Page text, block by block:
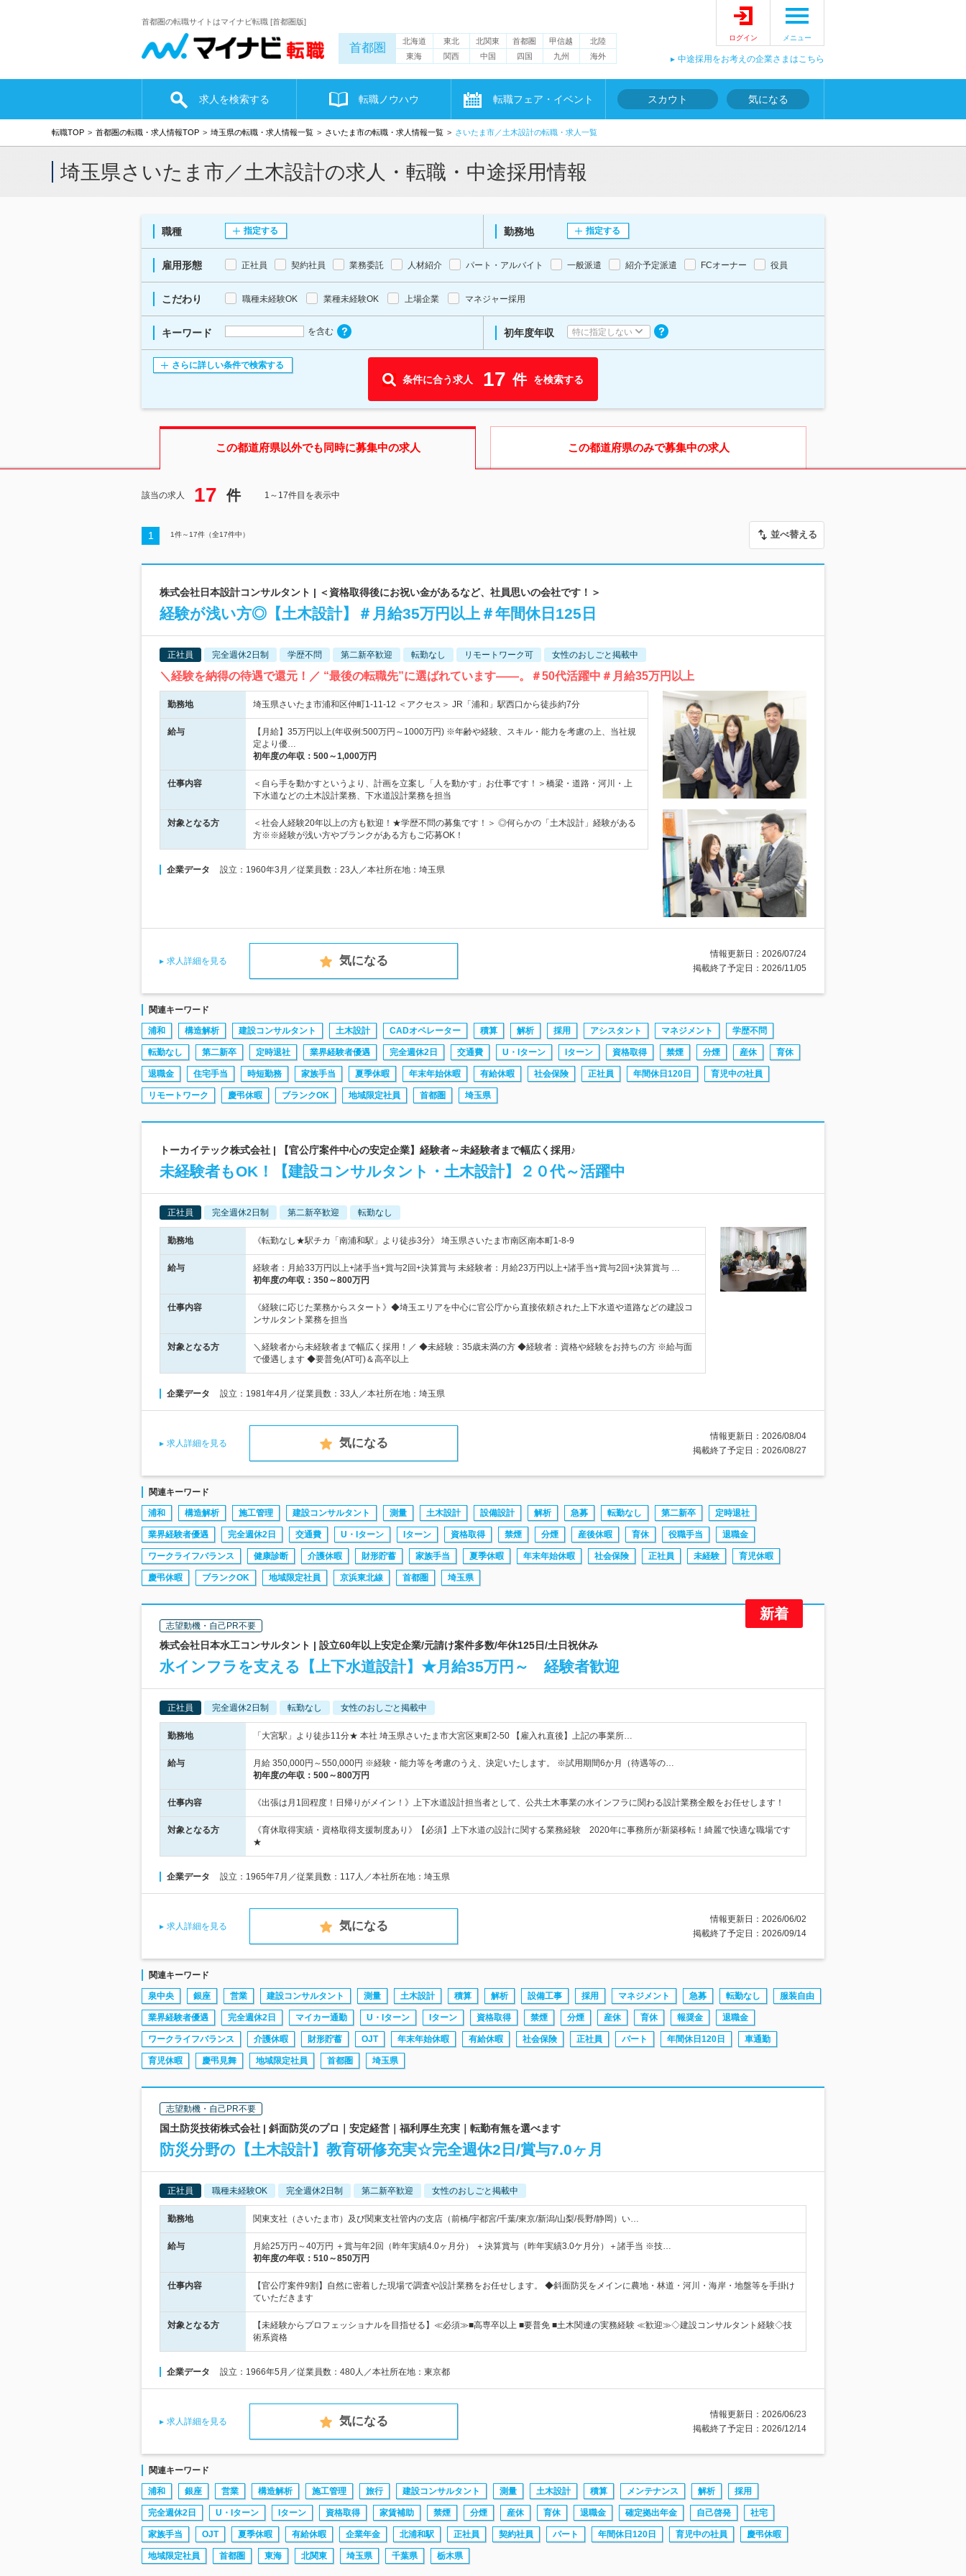
首都圏の転職サイトはマイナビ転職 [首都圏版]
首都圏 北海道 東北 北関東 首都圏 甲信越
北陸
東海
関西 中国 四国 九州 海外
ログイン メニュー
中途採用をお考えの企業さまはこちら
求人を検索する 転職ノウハウ 転職フェア・イベント スカウト 気になる
転職TOP 首都圏の転職・求人情報TOP 埼玉県の転職・求人情報一覧 さいたま市の転職・求人情報一覧 さいたま市／土木設計の転職・求人一覧
埼玉県さいたま市／土木設計の求人・転職・中途採用情報
職種 指定する 勤務地 指定する
雇用形態 正社員 契約社員 業務委託 人材紹介 パート・アルバイト 一般派遣 紹介予定派遣 FCオーナー 役員
こだわり 職種未経験OK 業種未経験OK 上場企業 マネジャー採用
キーワード を含む 初年度年収 特に指定しない
さらに詳しい条件で検索する
条件に合う求人 17 件 を検索する
この都道府県以外でも同時に募集中の求人 この都道府県のみで募集中の求人
該当の求人 17 件 1～17件目を表示中
1 1件～ 17件（全17件中） 並べ替える
株式会社日本設計コンサルタント | ＜資格取得後にお祝い金があるなど、社員思いの会社です！＞
経験が浅い方◎【土木設計】＃月給35万円以上＃年間休日125日
正社員 完全週休2日制 学歴不問 第二新卒歓迎 転勤なし リモートワーク可 女性のおしごと掲載中
＼経験を納得の待遇で還元！／ “最後の転職先”に選ばれています――。＃50代活躍中＃月給35万円以上
勤務地 埼玉県さいたま市浦和区仲町1-11-12 ＜アクセス＞ JR「浦和」駅西口から徒歩約7分
給与
【月給】35万円以上(年収例:500万円～1000万円) ※年齢や経験、スキル・能力を考慮の上、当社規
定より優…
初年度の年収： 500～1,000万円
仕事内容
＜自ら手を動かすというより、計画を立案し「人を動かす」お仕事です！＞橋梁・道路・河川・上
下水道などの土木設計業務、下水道設計業務を担当
対象となる方
＜社会人経験20年以上の方も歓迎！★学歴不問の募集です！＞ ◎何らかの「土木設計」経験がある
方※※経験が浅い方やブランクがある方もご応募OK！
企業データ 設立：1960年3月／従業員数：23人／本社所在地：埼玉県
求人詳細を見る 気になる
情報更新日：2026/07/24
掲載終了予定日：2026/11/05
関連キーワード
浦和 構造解析 建設コンサルタント 土木設計 CADオペレーター 積算 解析 採用 アシスタント マネジメント 学歴不問
転勤なし 第二新卒 定時退社 業界経験者優遇 完全週休2日 交通費 U・Iターン Iターン 資格取得 禁煙 分煙 産休 育休
退職金 住宅手当 時短勤務 家族手当 夏季休暇 年末年始休暇 有給休暇 社会保険 正社員 年間休日120日 育児中の社員
リモートワーク 慶弔休暇 ブランクOK 地域限定社員 首都圏 埼玉県
トーカイテック株式会社 | 【官公庁案件中心の安定企業】経験者～未経験者まで幅広く採用♪
未経験者もOK！【建設コンサルタント・土木設計】２０代～活躍中
正社員 完全週休2日制 第二新卒歓迎 転勤なし
勤務地 《転勤なし★駅チカ「南浦和駅」より徒歩3分》 埼玉県さいたま市南区南本町1-8-9
給与
経験者：月給33万円以上+諸手当+賞与2回+決算賞与 未経験者：月給23万円以上+諸手当+賞与2回+決算賞与 …
初年度の年収： 350～800万円
仕事内容
《経験に応じた業務からスタート》◆埼玉エリアを中心に官公庁から直接依頼された上下水道や道路などの建設コ
ンサルタント業務を担当
対象となる方
＼経験者から未経験者まで幅広く採用！／ ◆未経験：35歳未満の方 ◆経験者：資格や経験をお持ちの方 ※給与面
で優遇します ◆要普免(AT可)＆高卒以上
企業データ 設立：1981年4月／従業員数：33人／本社所在地：埼玉県
求人詳細を見る 気になる
情報更新日：2026/08/04
掲載終了予定日：2026/08/27
関連キーワード
浦和 構造解析 施工管理 建設コンサルタント 測量 土木設計 設備設計 解析 急募 転勤なし 第二新卒 定時退社
業界経験者優遇 完全週休2日 交通費 U・Iターン Iターン 資格取得 禁煙 分煙 産後休暇 育休 役職手当 退職金
ワークライフバランス 健康診断 介護休暇 財形貯蓄 家族手当 夏季休暇 年末年始休暇 社会保険 正社員 未経験 育児休暇
慶弔休暇 ブランクOK 地域限定社員 京浜東北線 首都圏 埼玉県
志望動機・自己PR不要
株式会社日本水工コンサルタント | 設立60年以上安定企業/元請け案件多数/年休125日/土日祝休み
水インフラを支える【上下水道設計】★月給35万円～ 経験者歓迎
正社員 完全週休2日制 転勤なし 女性のおしごと掲載中
勤務地 「大宮駅」より徒歩11分★ 本社 埼玉県さいたま市大宮区東町2-50 【雇入れ直後】上記の事業所…
給与
月給 350,000円～550,000円 ※経験・能力等を考慮のうえ、決定いたします。 ※試用期間6か月（待遇等の…
初年度の年収： 500～800万円
仕事内容 《出張は月1回程度！日帰りがメイン！》上下水道設計担当者として、公共土木事業の水インフラに関わる設計業務全般をお任せします！
対象となる方
《育休取得実績・資格取得支援制度あり》【必須】上下水道の設計に関する業務経験 2020年に事務所が新築移転！綺麗で快適な職場です
★
企業データ 設立：1965年7月／従業員数：117人／本社所在地：埼玉県
求人詳細を見る 気になる
情報更新日：2026/06/02
掲載終了予定日：2026/09/14
関連キーワード
泉中央 銀座 営業 建設コンサルタント 測量 土木設計 積算 解析 設備工事 採用 マネジメント 急募 転勤なし 服装自由
業界経験者優遇 完全週休2日 マイカー通勤 U・Iターン Iターン 資格取得 禁煙 分煙 産休 育休 報奨金 退職金
ワークライフバランス 介護休暇 財形貯蓄 OJT 年末年始休暇 有給休暇 社会保険 正社員 パート 年間休日120日 車通勤
育児休暇 慶弔見舞 地域限定社員 首都圏 埼玉県
志望動機・自己PR不要
国土防災技術株式会社 | 斜面防災のプロ｜安定経営｜福利厚生充実｜転勤有無を選べます
防災分野の【土木設計】教育研修充実☆完全週休2日/賞与7.0ヶ月
正社員 職種未経験OK 完全週休2日制 第二新卒歓迎 女性のおしごと掲載中
勤務地 関東支社（さいたま市）及び関東支社管内の支店（前橋/宇都宮/千葉/東京/新潟/山梨/長野/静岡）い…
給与
月給25万円～40万円 ＋賞与年2回（昨年実績4.0ヶ月分） ＋決算賞与（昨年実績3.0ケ月分）＋諸手当 ※技…
初年度の年収： 510～850万円
仕事内容
【官公庁案件9割】自然に密着した現場で調査や設計業務をお任せします。 ◆斜面防災をメインに農地・林道・河川・海岸・地盤等を手掛け
ていただきます
対象となる方
【未経験からプロフェッショナルを目指せる】≪必須≫■高専卒以上 ■要普免 ■土木関連の実務経験 ≪歓迎≫◇建設コンサルタント経験◇技
術系資格
企業データ 設立：1966年5月／従業員数：480人／本社所在地：東京都
求人詳細を見る 気になる
情報更新日：2026/06/23
掲載終了予定日：2026/12/14
関連キーワード
浦和 銀座 営業 構造解析 施工管理 旅行 建設コンサルタント 測量 土木設計 積算 メンテナンス 解析 採用
完全週休2日 U・Iターン Iターン 資格取得 家賃補助 禁煙 分煙 産休 育休 退職金 確定拠出年金 自己啓発 社宅
家族手当 OJT 夏季休暇 有給休暇 企業年金 北浦和駅 正社員 契約社員 パート 年間休日120日 育児中の社員 慶弔休暇
地域限定社員 首都圏 東海 北関東 埼玉県 千葉県 栃木県